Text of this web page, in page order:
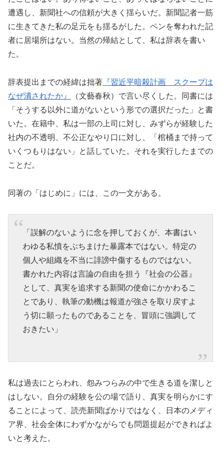
遭遇し、新聞社への信頼が大きく揺らいだ。新聞記者一筋
に生きてきた私の足元をも揺るがした。ペンを奪われた記
者に居場所はない。当然の帰結として、私は辞表を書い
た。
辞表提出までの経緯は拙著 『習近平暗殺計画 スクープは
なぜ潰されたか』
（文藝春秋）で言い尽くした。同書には
「そうする以外に道がないという形での選択だった」と書
いた。在籍中、私は一部の上司に対し、みずらが経験した
社内の不透明、不公正なやり口に対し、「棺桶まで持って
いくつもりはない」と話していた。それを実行したまでの
ことだ。
同著の「はじめに」には、この一文がある。
「誤解のないように念を押しておくが、本書はい
わゆる私憤をぶちまけた暴露本ではない。特定の
個人や組織を不当に誹謗中傷するものではない。
書かれた内容は言論の自由を担う『社会の公器』
として、真実を追求する新聞の使命にかかわるこ
とであり、執筆の動機は報道が強さを取り戻すよ
う切に願ったものであることを、冒頭に強調して
おきたい」
私は過去にとらわれ、怨みつらみの中で生きる道を潔しと
はしない。自分の経験を公の場で語り、真実を明らかにす
ることによって、読売新聞ばかりではなく、日本のメディ
ア界、社会全体にわずかながらでも問題提起ができればよ
いと考えた。